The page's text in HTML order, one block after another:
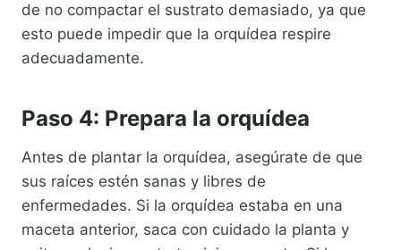
de no compactar el sustrato demasiado, ya que
esto puede impedir que la orquídea respire
adecuadamente.
Paso 4: Prepara la orquídea
Antes de plantar la orquídea, asegúrate de que
sus raíces estén sanas y libres de
enfermedades. Si la orquídea estaba en una
maceta anterior, saca con cuidado la planta y